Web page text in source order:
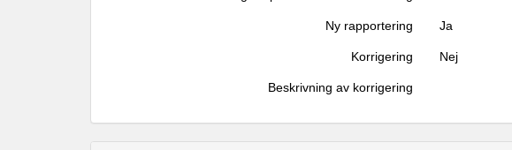
Ny rapportering Ja
Korrigering Nej
Beskrivning av korrigering